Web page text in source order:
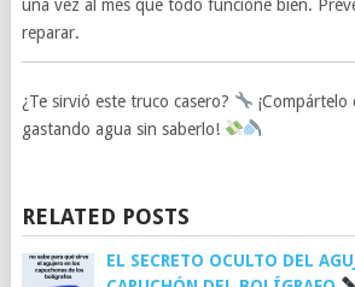
una vez al mes que todo funcione bien.
reparar.
¿Te sirvió este truco casero?
gastando agua sin saberlo!
RELATED POSTS
EL SECRETO OCULTO DEL